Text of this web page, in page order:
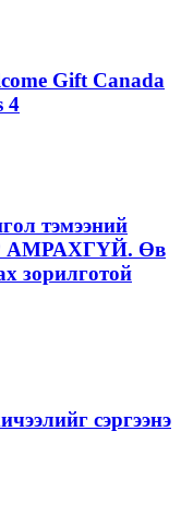
Gift Canada
4
тэмээний
АМРАХГҮЙ. Өв
зорилготой
сэргээнэ